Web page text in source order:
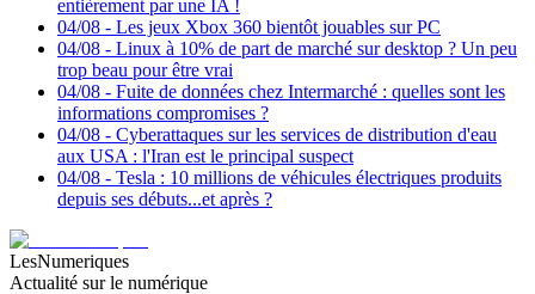
entièrement par une IA !
04/08 - Les jeux Xbox 360 bientôt jouables sur PC
04/08 - Linux à 10% de part de marché sur desktop ? Un peu
trop beau pour être vrai
04/08 - Fuite de données chez Intermarché : quelles sont les
informations compromises ?
04/08 - Cyberattaques sur les services de distribution d'eau
aux USA : l'Iran est le principal suspect
04/08 - Tesla : 10 millions de véhicules électriques produits
depuis ses débuts...et après ?
LesNumeriques
Actualité sur le numérique